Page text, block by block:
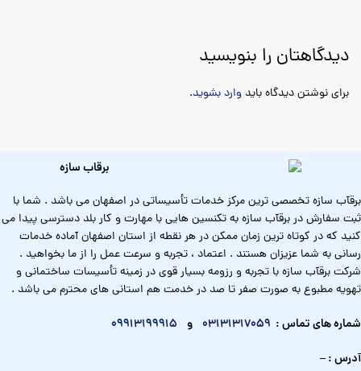
دیدگاهتان را بنویسید
برای نوشتن دیدگاه باید وارد بشوید.
برقآب سازه تخصصی ترین مرکز خدمات تأسیساتی در اصفهان می باشد . شما با
ثبت سفارش در برقآب سازه به تکنسین هایی با مهارت و کار بلد دسترسی پیدا می
کنید که در کوتاه ترین زمان ممکن در هر نقطه از استان اصفهان آماده خدمات
رسانی به شما عزیزان هستند . اعتماد ، تجربه و سرعت عمل را از ما بخواهید .
شرکت برقآب سازه با تجربه و رزومه بسیار قوی در زمینه تأسیسات ساختمانی و
تهویه مطبوع به صورت صفر تا صد در خدمت هم استانی های محترم می باشد .
شماره های تماس : 03131317059 و 09913199915
آدرس : –